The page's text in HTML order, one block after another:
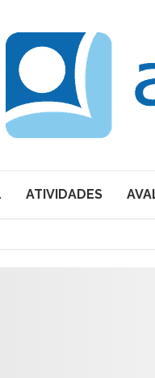
ATIVIDADES